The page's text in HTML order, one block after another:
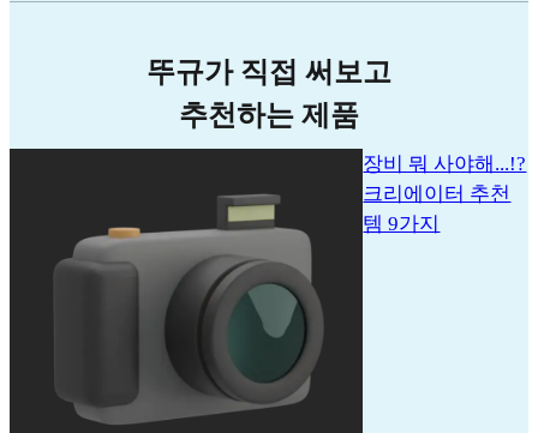
뚜규가 직접 써보고
추천하는 제품
장비 뭐 사야해...!?
크리에이터 추천
템 9가지